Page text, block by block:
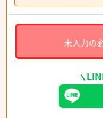
未入力の